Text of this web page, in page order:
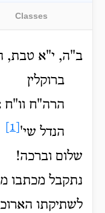
Classes
ב"ה, י"א טבת,
ברוקלין
הרה"ח וו"ח
הנדל שי'
שלום וברכה!
נתקבל מכתבו
לשתיקתו